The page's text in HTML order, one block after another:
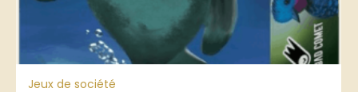
Jeux de société